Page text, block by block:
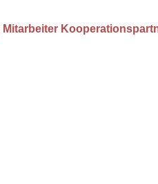
Mitarbeiter